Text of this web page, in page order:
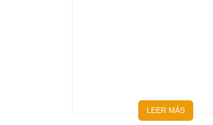
LEER MÁS